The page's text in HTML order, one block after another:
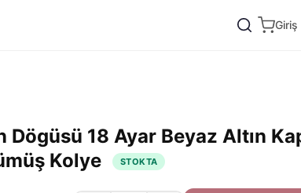
Giriş
Dögüsü 18 Ayar Beyaz Altın
Kolye
STOKTA